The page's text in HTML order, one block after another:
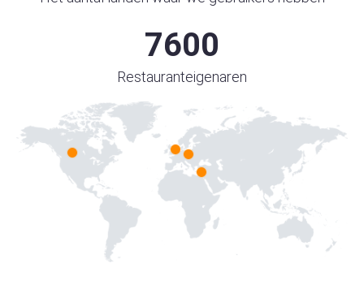
Restauranteigenaren
7600